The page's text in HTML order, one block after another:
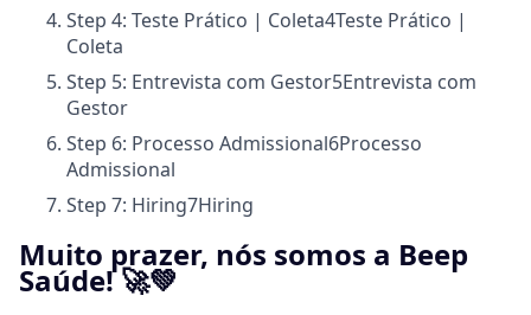
Step 4: Teste Prático | Coleta4Teste Prático |
Coleta
Step 5: Entrevista com Gestor5Entrevista com
Gestor
Step 6: Processo Admissional6Processo
Admissional
Step 7: Hiring7Hiring
Muito prazer, nós somos a Beep
Saúde! 🚀💚